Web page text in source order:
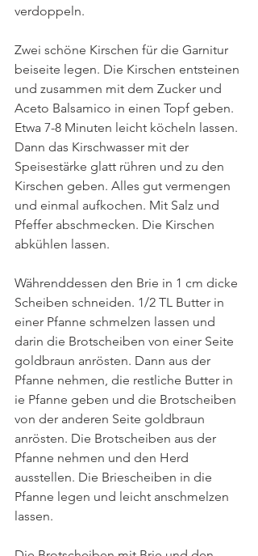
verdoppeln.
Zwei schöne Kirschen für die Garnitur
beiseite legen. Die Kirschen entsteinen
und zusammen mit dem Zucker und
Aceto Balsamico in einen Topf geben.
Etwa 7-8 Minuten leicht köcheln lassen.
Dann das Kirschwasser mit der
Speisestärke glatt rühren und zu den
Kirschen geben. Alles gut vermengen
und einmal aufkochen. Mit Salz und
Pfeffer abschmecken. Die Kirschen
abkühlen lassen.
Währenddessen den Brie in 1 cm dicke
Scheiben schneiden. 1/2 TL Butter in
einer Pfanne schmelzen lassen und
darin die Brotscheiben von einer Seite
goldbraun anrösten. Dann aus der
Pfanne nehmen, die restliche Butter in
ie Pfanne geben und die Brotscheiben
von der anderen Seite goldbraun
anrösten. Die Brotscheiben aus der
Pfanne nehmen und den Herd
ausstellen. Die Briescheiben in die
Pfanne legen und leicht anschmelzen
lassen.